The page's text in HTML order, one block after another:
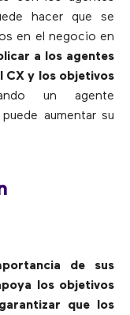
hacer que se
en el negocio en
a los agentes
CX y los objetivos
un agente
aumentar su
de sus
los objetivos
que los